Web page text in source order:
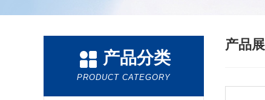
产品分类
PRODUCT CATEGORY
产品